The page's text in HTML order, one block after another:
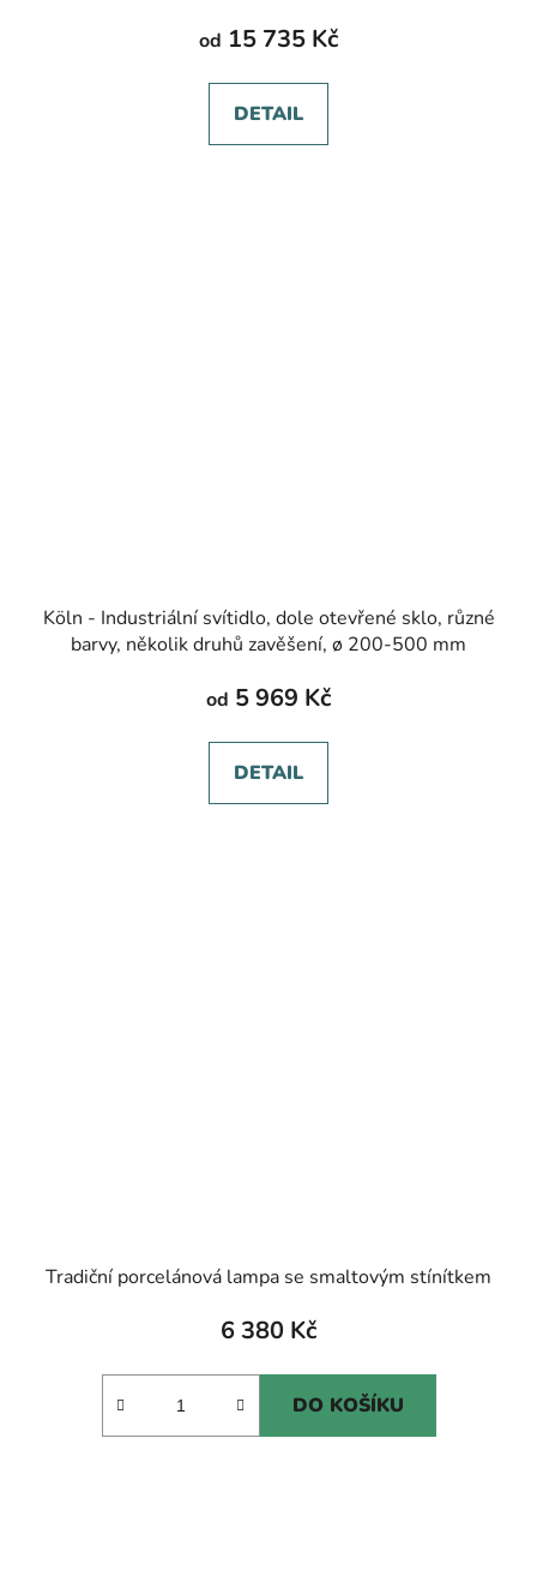
od 15 735 Kč
DETAIL
Köln - Industriální svítidlo, dole otevřené sklo, různé
barvy, několik druhů zavěšení, ø 200-500 mm
od 5 969 Kč
DETAIL
Tradiční porcelánová lampa se smaltovým stínítkem
6 380 Kč
DO KOŠÍKU